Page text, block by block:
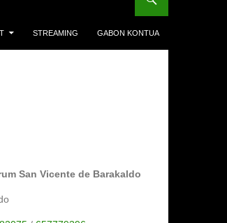
STREAMING GABON KONTUA
San Vicente de Barakaldo